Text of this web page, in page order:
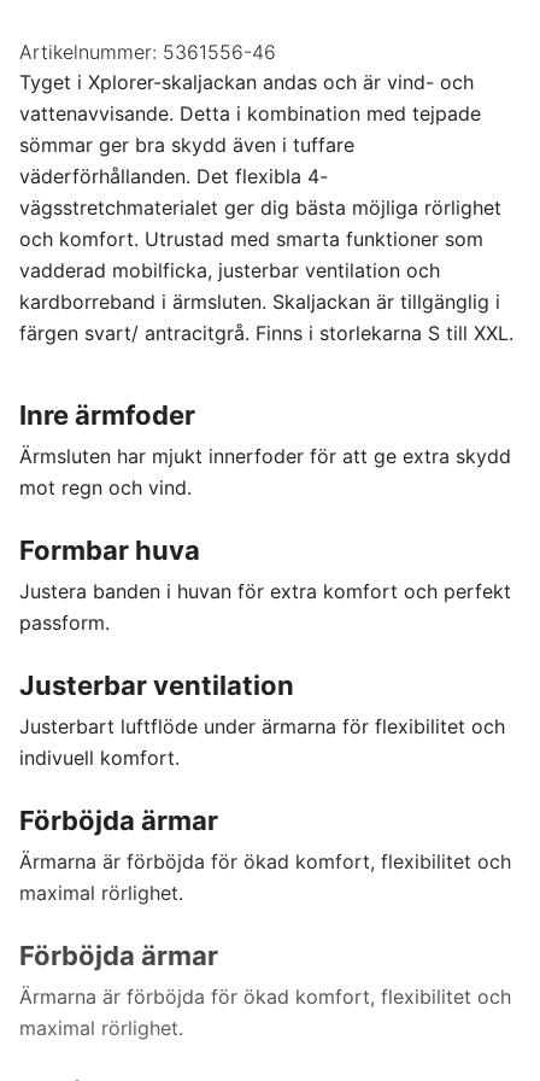
Artikelnummer: 5361556-46
Tyget i Xplorer-skaljackan andas och är vind- och
vattenavvisande. Detta i kombination med tejpade
sömmar ger bra skydd även i tuffare
väderförhållanden. Det flexibla 4-
vägsstretchmaterialet ger dig bästa möjliga rörlighet
och komfort. Utrustad med smarta funktioner som
vadderad mobilficka, justerbar ventilation och
kardborreband i ärmsluten. Skaljackan är tillgänglig i
färgen svart/ antracitgrå. Finns i storlekarna S till XXL.
Inre ärmfoder
Ärmsluten har mjukt innerfoder för att ge extra skydd
mot regn och vind.
Formbar huva
Justera banden i huvan för extra komfort och perfekt
passform.
Justerbar ventilation
Justerbart luftflöde under ärmarna för flexibilitet och
indivuell komfort.
Förböjda ärmar
Ärmarna är förböjda för ökad komfort, flexibilitet och
maximal rörlighet.
Förböjda ärmar
Ärmarna är förböjda för ökad komfort, flexibilitet och
maximal rörlighet.